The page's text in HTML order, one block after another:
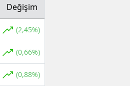
Değişim
(2,45%)
(0,66%)
(0,88%)